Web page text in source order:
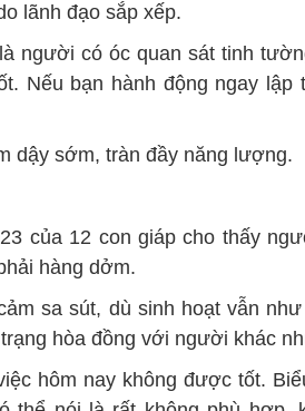
lãnh đạo sắp xếp.
người có óc quan sát tinh
Nếu bạn hành động ngay lập
dậy sớm, tràn đầy năng lượng.
của 12 con giáp cho thấy
hàng dởm.
sa sút, dù sinh hoạt vẫn
hòa đồng với người khác
hôm nay không được tốt.